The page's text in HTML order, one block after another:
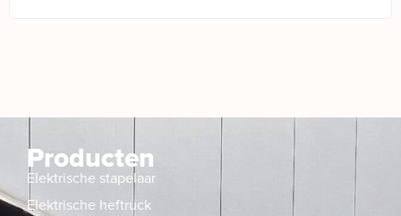
Producten
Elektrische stapelaar
Elektrische heftruck